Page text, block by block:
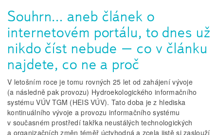
Souhrn… aneb článek o
internetovém portálu, to dnes už
nikdo číst nebude – co v článku
najdete, co ne a proč
V letošním roce je tomu rovných 25 let od zahájení vývoje
(a následně pak provozu) Hydroekologického informačního
systému VÚV TGM (HEIS VÚV). Tato doba je z hlediska
kontinuálního vývoje a provozu informačního systému
v současném prostředí takřka neustálých technologických
a organizačních změn téměř úctyhodná a zcela jistě si zaslouží